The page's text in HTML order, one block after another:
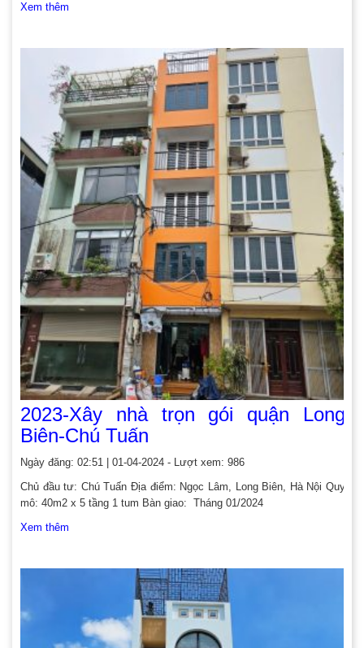
Xem thêm
2023-Xây nhà trọn gói quận Long
Biên-Chú Tuấn
Ngày đăng: 02:51 | 01-04-2024 - Lượt xem: 986
Chủ đầu tư: Chú Tuấn Địa điểm: Ngọc Lâm, Long Biên, Hà Nội Quy
mô: 40m2 x 5 tầng 1 tum Bàn giao: Tháng 01/2024
Xem thêm